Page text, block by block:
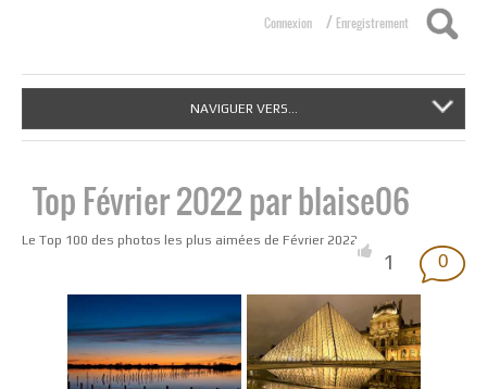
Connexion / Enregistrement
NAVIGUER VERS...
Top Février 2022 par blaise06
Le Top 100 des photos les plus aimées de Février 2022
1
Nouvelle image à la une définie.